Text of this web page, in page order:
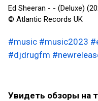
Ed Sheeran - - (Deluxe)
© Atlantic Records UK
#music #music2023
#djdrugfm
Увидеть обзоры на